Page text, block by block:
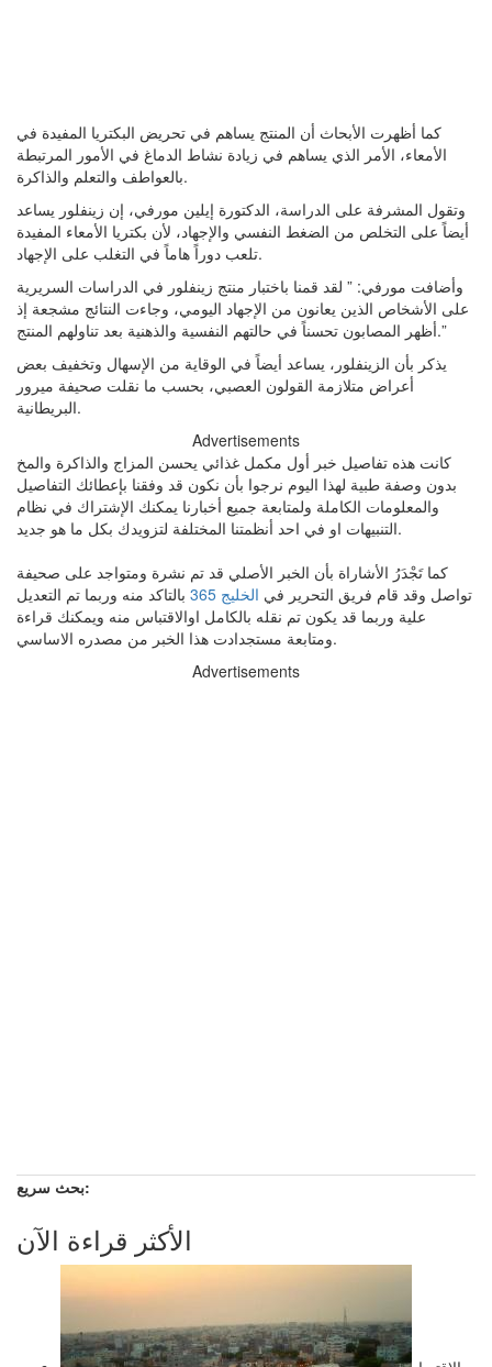
كما أظهرت الأبحاث أن المنتج يساهم في تحريض البكتريا المفيدة في
الأمعاء، الأمر الذي يساهم في زيادة نشاط الدماغ في الأمور المرتبطة
بالعواطف والتعلم والذاكرة.
وتقول المشرفة على الدراسة، الدكتورة إيلين مورفي، إن زينفلور يساعد
أيضاً على التخلص من الضغط النفسي والإجهاد، لأن بكتريا الأمعاء المفيدة
تلعب دوراً هاماً في التغلب على الإجهاد.
وأضافت مورفي: ” لقد قمنا باختبار منتج زينفلور في الدراسات السريرية
على الأشخاص الذين يعانون من الإجهاد اليومي، وجاءت النتائج مشجعة إذ
أظهر المصابون تحسناً في حالتهم النفسية والذهنية بعد تناولهم المنتج.”
يذكر بأن الزينفلور، يساعد أيضاً في الوقاية من الإسهال وتخفيف بعض
أعراض متلازمة القولون العصبي، بحسب ما نقلت صحيفة ميرور
البريطانية.
Advertisements
كانت هذه تفاصيل خبر أول مكمل غذائي يحسن المزاج والذاكرة والمخ
بدون وصفة طبية لهذا اليوم نرجوا بأن نكون قد وفقنا بإعطائك التفاصيل
والمعلومات الكاملة ولمتابعة جميع أخبارنا يمكنك الإشتراك في نظام
التنبيهات او في احد أنظمتنا المختلفة لتزويدك بكل ما هو جديد.
كما تَجْدَرُ الأشاراة بأن الخبر الأصلي قد تم نشرة ومتواجد على صحيفة
تواصل وقد قام فريق التحرير في الخليج 365
بالتاكد منه وربما تم التعديل
علية وربما قد يكون تم نقله بالكامل اوالاقتباس منه ويمكنك قراءة
ومتابعة مستجدادت هذا الخبر من مصدره الاساسي.
Advertisements
بحث سريع:
الأكثر قراءة الآن